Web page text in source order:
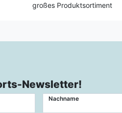
großes Produktsortiment
Newsletter!
Nachname